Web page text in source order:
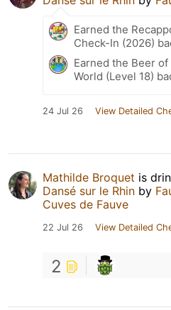
Earned the
Check-In (2026)
Earned the Beer of
World (Level 18)
24 Jul 26 View Detailed
Mathilde Broquet is
Dansé sur le Rhin by
Cuves de Fauve
22 Jul 26 View Detailed
2